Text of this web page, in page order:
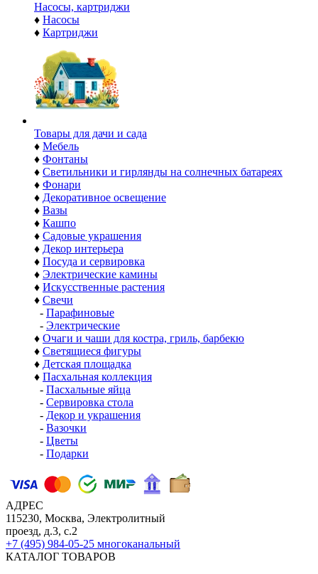
Насосы, картриджи
♦ Насосы
♦ Картриджи
Товары для дачи и сада
♦ Мебель
♦ Фонтаны
♦ Светильники и гирлянды на солнечных батареях
♦ Фонари
♦ Декоративное освещение
♦ Вазы
♦ Кашпо
♦ Садовые украшения
♦ Декор интерьера
♦ Посуда и сервировка
♦ Электрические камины
♦ Искусственные растения
♦ Свечи
- Парафиновые
- Электрические
♦ Очаги и чаши для костра, гриль, барбекю
♦ Светящиеся фигуры
♦ Детская площадка
♦ Пасхальная коллекция
- Пасхальные яйца
- Сервировка стола
- Декор и украшения
- Вазочки
- Цветы
- Подарки
АДРЕС
115230, Москва, Электролитный
проезд, д.3, с.2
+7 (495) 984-05-25 многоканальный
КАТАЛОГ ТОВАРОВ